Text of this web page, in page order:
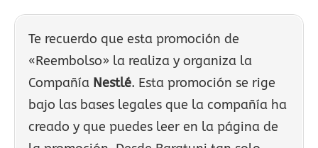
Te recuerdo que esta promoción de
«Reembolso» la realiza y organiza la
Compañía Nestlé. Esta promoción se rige
bajo las bases legales que la compañía ha
creado y que puedes leer en la página de